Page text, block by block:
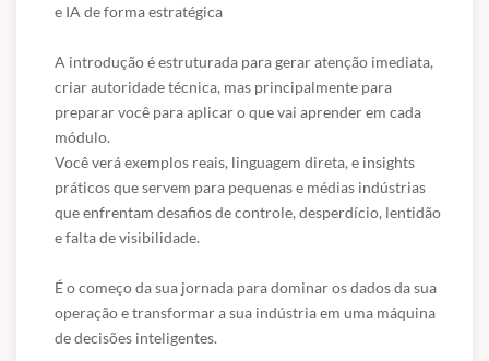
e IA de forma estratégica
A introdução é estruturada para gerar atenção imediata,
criar autoridade técnica, mas principalmente para
preparar você para aplicar o que vai aprender em cada
módulo.
Você verá exemplos reais, linguagem direta, e insights
práticos que servem para pequenas e médias indústrias
que enfrentam desafios de controle, desperdício, lentidão
e falta de visibilidade.
É o começo da sua jornada para dominar os dados da sua
operação e transformar a sua indústria em uma máquina
de decisões inteligentes.